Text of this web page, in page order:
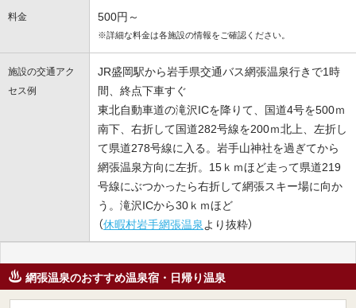
料金 500円～
※詳細な料金は各施設の情報をご確認ください。
施設の交通アク
セス例
JR盛岡駅から岩手県交通バス網張温泉行きで1時
間、終点下車すぐ
東北自動車道の滝沢ICを降りて、国道4号を500ｍ
南下、右折して国道282号線を200ｍ北上、左折し
て県道278号線に入る。岩手山神社を過ぎてから
網張温泉方向に左折。15ｋｍほど走って県道219
号線にぶつかったら右折して網張スキー場に向か
う。滝沢ICから30ｋｍほど
（休暇村岩手網張温泉より抜粋）
網張温泉のおすすめ温泉宿・日帰り温泉